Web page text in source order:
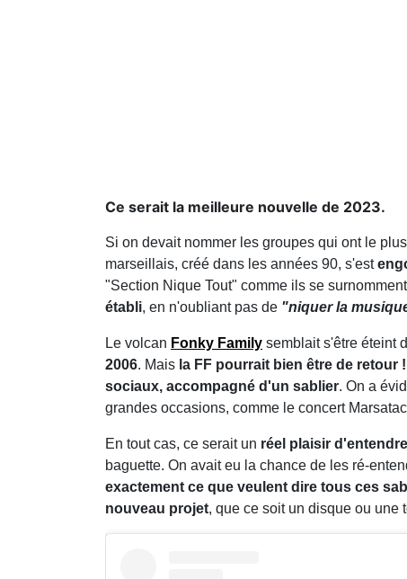
Ce serait la meilleure nouvelle de 2023.
Si on devait nommer les groupes qui ont le
marseillais, créé dans les années 90, s'est
"Section Nique Tout" comme ils se
établi, en n'oubliant pas de "niquer la
Le volcan Fonky Family semblait s'être éteint
2006. Mais la FF pourrait bien être de retour !
sociaux, accompagné d'un sablier. On a
grandes occasions, comme le concert
En tout cas, ce serait un réel plaisir
baguette. On avait eu la chance de les ré-
exactement ce que veulent dire tous ces
nouveau projet, que ce soit un disque ou une